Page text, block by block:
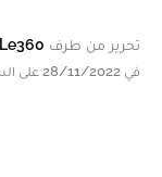
تحرير من طرف Le360 / وكالات
في 28/11/2022 على الساعة 18:45